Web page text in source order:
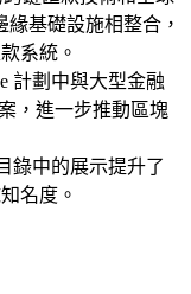
基礎設施相整合，
系統。
計劃中與大型金融
，進一步推動區塊
錄中的展示提升了
名度。